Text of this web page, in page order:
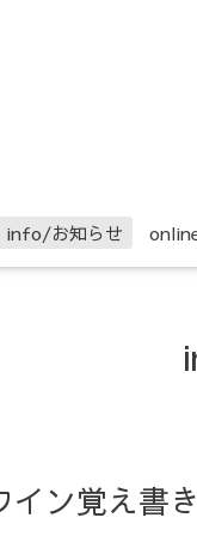
info/お知らせ
イン覚え書